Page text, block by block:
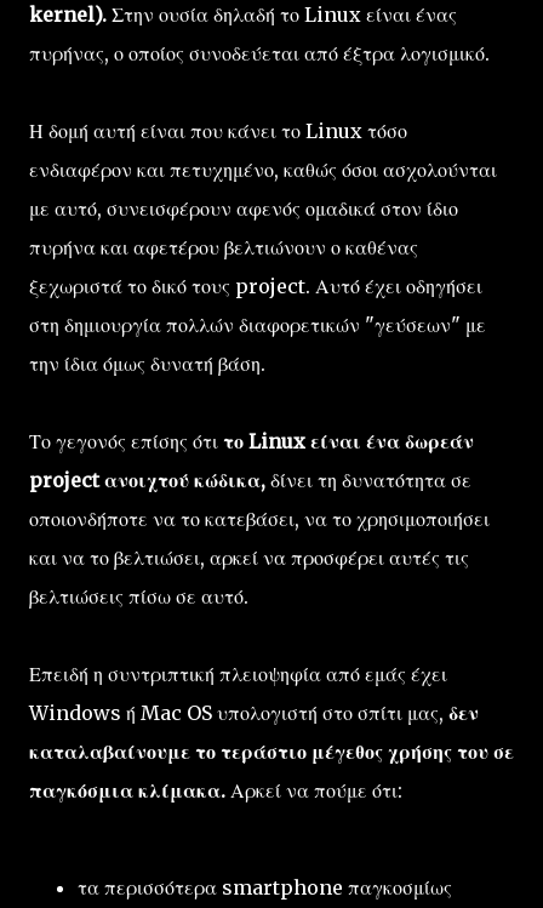
kernel). Στην ουσία δηλαδή το Linux είναι ένας
πυρήνας, ο οποίος συνοδεύεται από έξτρα λογισμικό.
Η δομή αυτή είναι που κάνει το Linux τόσο
ενδιαφέρον και πετυχημένο, καθώς όσοι ασχολούνται
με αυτό, συνεισφέρουν αφενός ομαδικά στον ίδιο
πυρήνα και αφετέρου βελτιώνουν ο καθένας
ξεχωριστά το δικό τους project. Αυτό έχει οδηγήσει
στη δημιουργία πολλών διαφορετικών "γεύσεων" με
την ίδια όμως δυνατή βάση.
Το γεγονός επίσης ότι το Linux είναι ένα δωρεάν
project ανοιχτού κώδικα, δίνει τη δυνατότητα σε
οποιονδήποτε να το κατεβάσει, να το χρησιμοποιήσει
και να το βελτιώσει, αρκεί να προσφέρει αυτές τις
βελτιώσεις πίσω σε αυτό.
Επειδή η συντριπτική πλειοψηφία από εμάς έχει
Windows ή Mac OS υπολογιστή στο σπίτι μας, δεν
καταλαβαίνουμε το τεράστιο μέγεθος χρήσης του σε
παγκόσμια κλίμακα. Αρκεί να πούμε ότι:
τα περισσότερα smartphone παγκοσμίως